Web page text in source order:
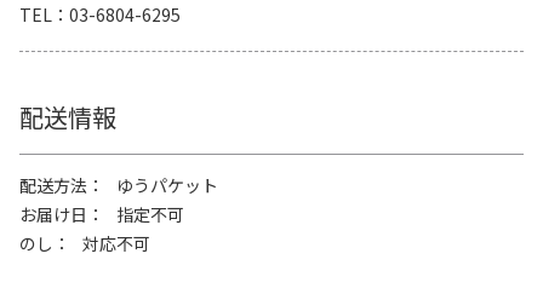
TEL
03-6804-6295
配送情報
配送方法
ゆうパケット
お届け日
指定不可
のし
対応不可